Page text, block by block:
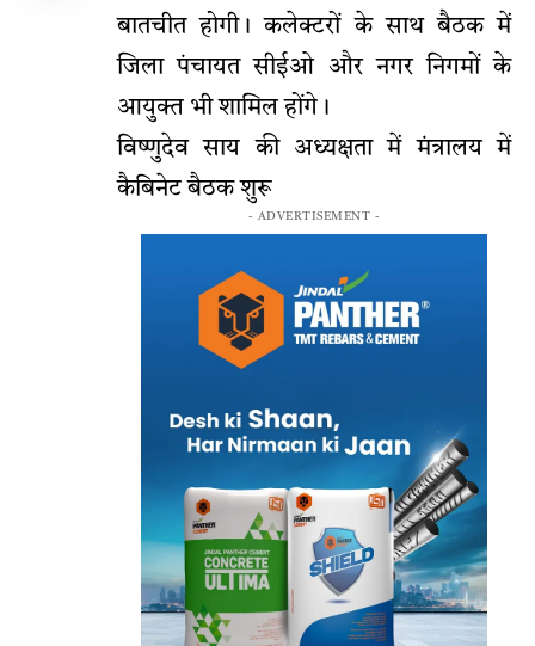
बातचीत होगी। कलेक्टरों के साथ बैठक में
जिला पंचायत सीईओ और नगर निगमों के
आयुक्त भी शामिल होंगे।
विष्णुदेव साय की अध्यक्षता में मंत्रालय में
कैबिनेट बैठक शुरू
- ADVERTISEMENT -